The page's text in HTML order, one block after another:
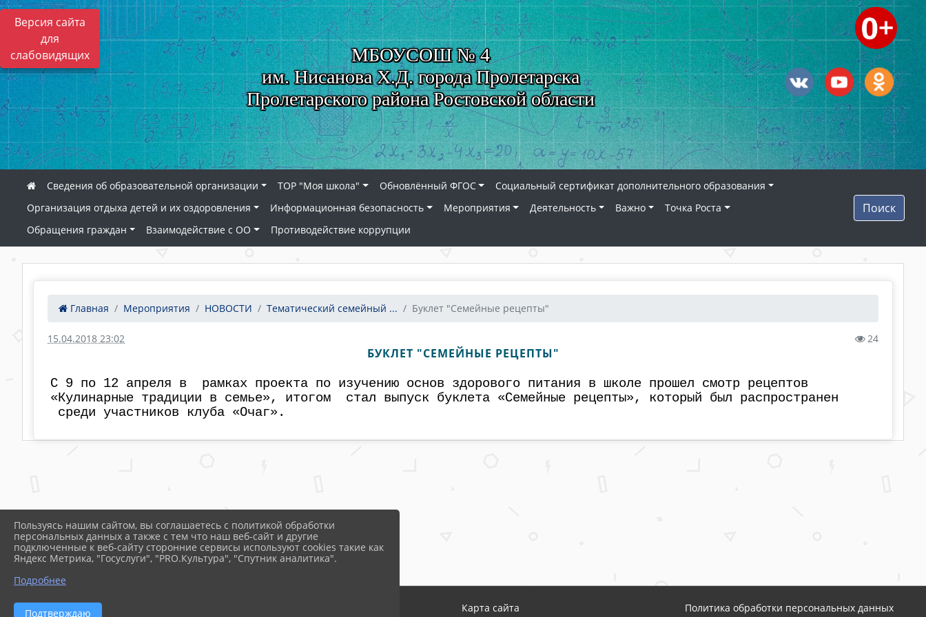
Версия сайта
для
слабовидящих
МБОУСОШ № 4
им. Нисанова Х.Д. города Пролетарска
Пролетарского района Ростовской области
Сведения об образовательной организации ТОР "Моя школа" Обновлённый ФГОС
Социальный сертификат дополнительного образования
Организация отдыха детей и их оздоровления
Информационная безопасность Мероприятия Деятельность Важно
Точка Роста
Обращения граждан
Взаимодействие с ОО Противодействие коррупции
Поиск
Главная Мероприятия НОВОСТИ Тематический семейный ... Буклет "Семейные рецепты"
15.04.2018 23:02 24
БУКЛЕТ "СЕМЕЙНЫЕ РЕЦЕПТЫ"
С 9 по 12 апреля в рамках проекта по изучению основ здорового питания в школе прошел смотр рецептов
«Кулинарные традиции в семье», итогом стал выпуск буклета «Семейные рецепты», который был распространен
среди участников клуба «Очаг».
2026 г. s4prol.ru Карта сайта Политика обработки персональных данных
Пользуясь нашим сайтом, вы соглашаетесь с политикой обработки
персональных данных а также с тем что наш веб-сайт и другие
подключенные к веб-сайту сторонние сервисы используют cookies такие как
Яндекс Метрика, "Госуслуги", "PRO.Культура", "Спутник аналитика".
Подробнее
Подтверждаю